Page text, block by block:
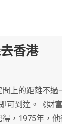
香港
上的距離不過
可到達。《財
，1975年，